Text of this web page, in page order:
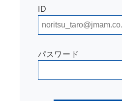
ID
パスワード